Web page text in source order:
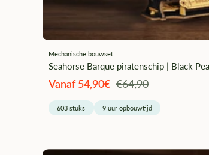
Mechanische bouwset
Seahorse Barque piratenschip | Black
Angebotspreis
Vanaf 54,90€ Regulärer
€64,90
603 stuks 9 uur opbouwtijd